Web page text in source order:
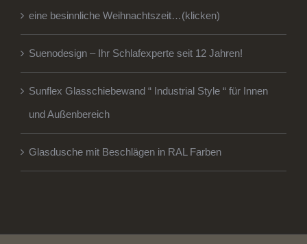
eine besinnliche Weihnachtszeit…(klicken)
Suenodesign – Ihr Schlafexperte seit 12 Jahren!
Sunflex Glasschiebewand “ Industrial Style “ für Innen
und Außenbereich
Glasdusche mit Beschlägen in RAL Farben